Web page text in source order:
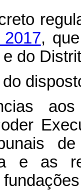
,
do
aos
e as